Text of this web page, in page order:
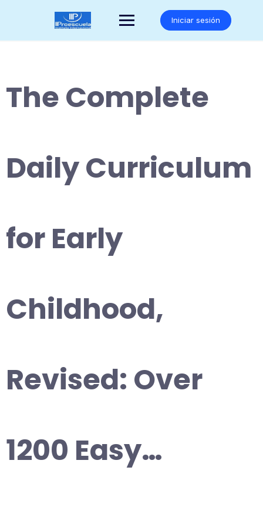
Iniciar sesión
The Complete
Daily Curriculum
for Early
Childhood,
Revised: Over
1200 Easy…